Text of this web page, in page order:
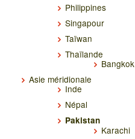
Philippines
Singapour
Taïwan
Thaïlande
Bangkok
Asie méridionale
Inde
Népal
Pakistan
Karachi